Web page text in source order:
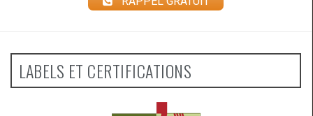
LABELS ET CERTIFICATIONS